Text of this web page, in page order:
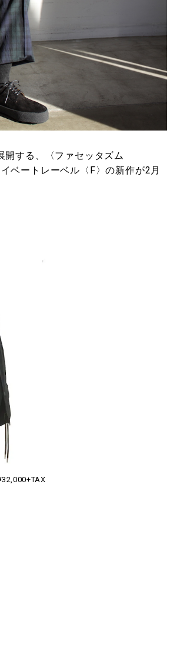
開する、〈ファセッタズム
ベートレーベル〈F〉の新作が2月